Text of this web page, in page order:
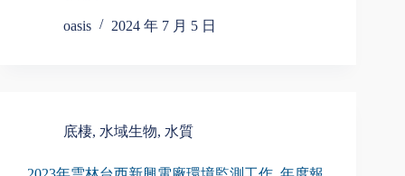
oasis 2024 年 7 月 5 日
底棲, 水域生物, 水質